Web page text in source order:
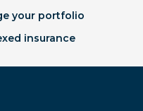
your portfolio
insurance